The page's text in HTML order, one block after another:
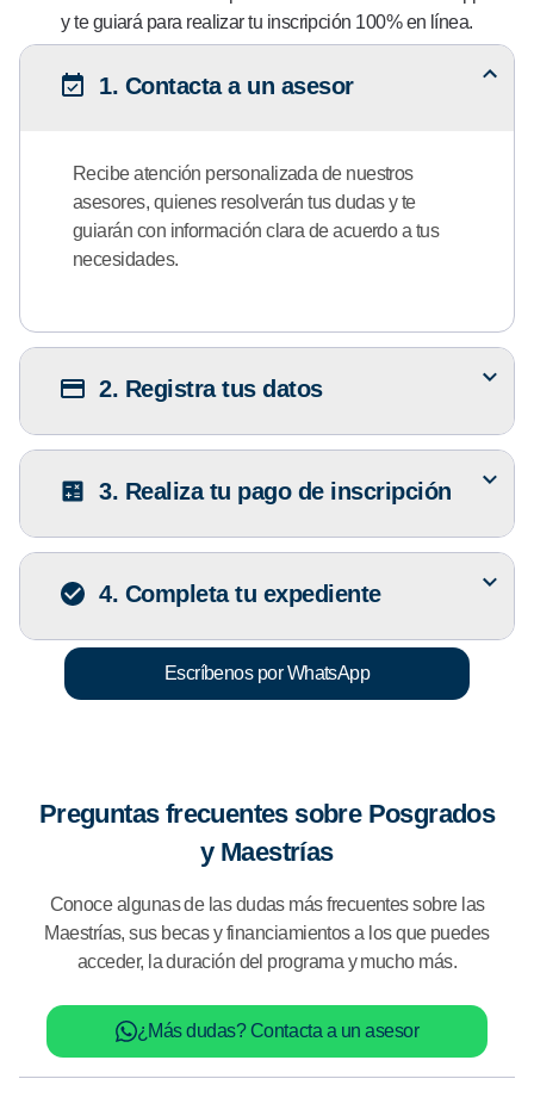
y te guiará para realizar tu inscripción 100% en línea.
1. Contacta a un asesor
Recibe atención personalizada de nuestros
asesores, quienes resolverán tus dudas y te
guiarán con información clara de acuerdo a tus
necesidades.
2. Registra tus datos
3. Realiza tu pago de inscripción
4. Completa tu expediente
Escríbenos por WhatsApp
Preguntas frecuentes sobre Posgrados
y Maestrías
Conoce algunas de las dudas más frecuentes sobre las
Maestrías, sus becas y financiamientos a los que puedes
acceder, la duración del programa y mucho más.
¿Más dudas? Contacta a un asesor